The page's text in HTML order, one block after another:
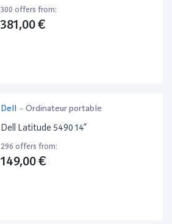
300 offers from:
381,00 €
Dell - Ordinateur portable
Dell Latitude 5490 14”
296 offers from:
149,00 €